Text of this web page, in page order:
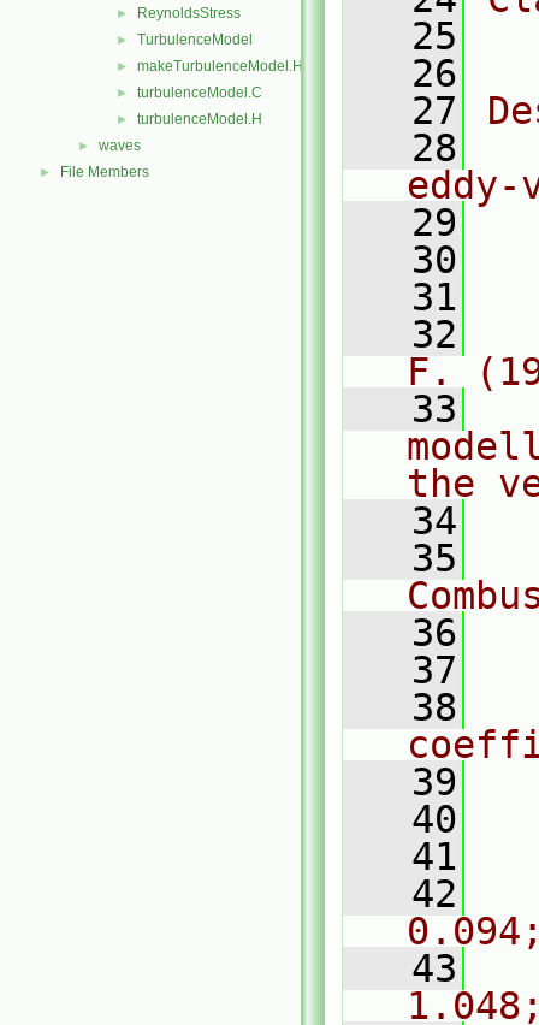
► ReynoldsStress
► TurbulenceModel
► makeTurbulenceModel.H
► turbulenceModel.C
► turbulenceModel.H
► waves
► File Members
   25
   26
   27
   28
eddy-
   29
   30
   31
   32
F.
   33
the
   34
   35
   36
   37
   38
   39
   40
   41
   42
   43